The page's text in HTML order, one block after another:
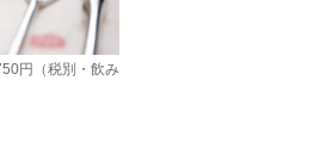
円（税別・飲み